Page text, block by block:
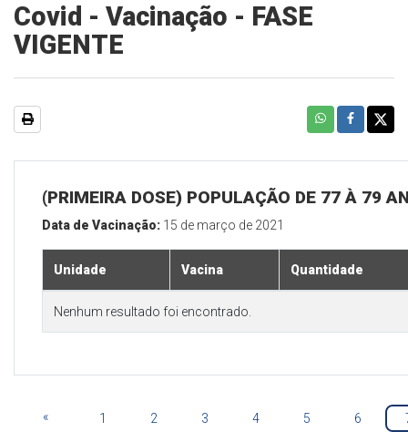
Covid - Vacinação - FASE
VIGENTE
(PRIMEIRA DOSE) POPULAÇÃO DE 77 À 79
Data de Vacinação: 15 de março de 2021
Unidade Vacina Quantidade
Nenhum resultado foi encontrado.
« 1 2 3 4 5 6